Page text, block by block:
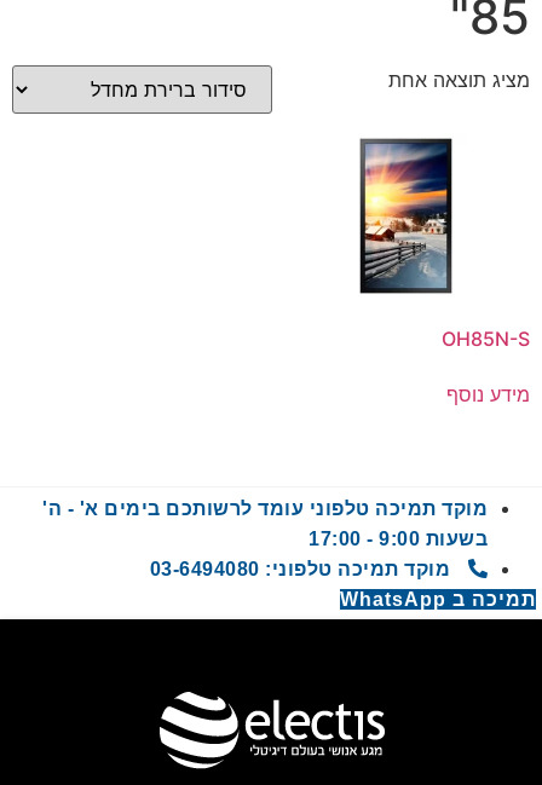
85"
מציג תוצאה אחת
OH85N-S
מידע נוסף
מוקד תמיכה טלפוני עומד לרשותכם בימים א' - ה'
בשעות 9:00 - 17:00
מוקד תמיכה טלפוני: 03-6494080
תמיכה ב WhatsApp